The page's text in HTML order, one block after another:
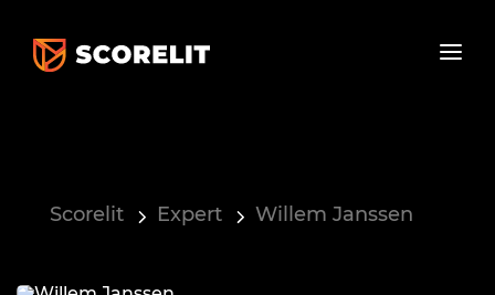
Scorelit Expert Willem Janssen